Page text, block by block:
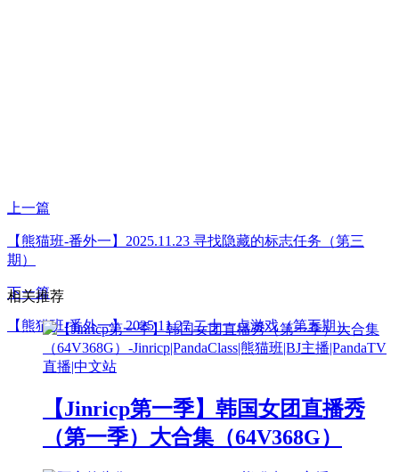
上一篇
【熊猫班-番外一】2025.11.23 寻找隐藏的标志任务（第三
期）
下一篇
【熊猫班-番外一】2025.11.27 二十一点游戏（第五期）
相关推荐
【Jinricp第一季】韩国女团直播秀
（第一季）大合集（64V368G）